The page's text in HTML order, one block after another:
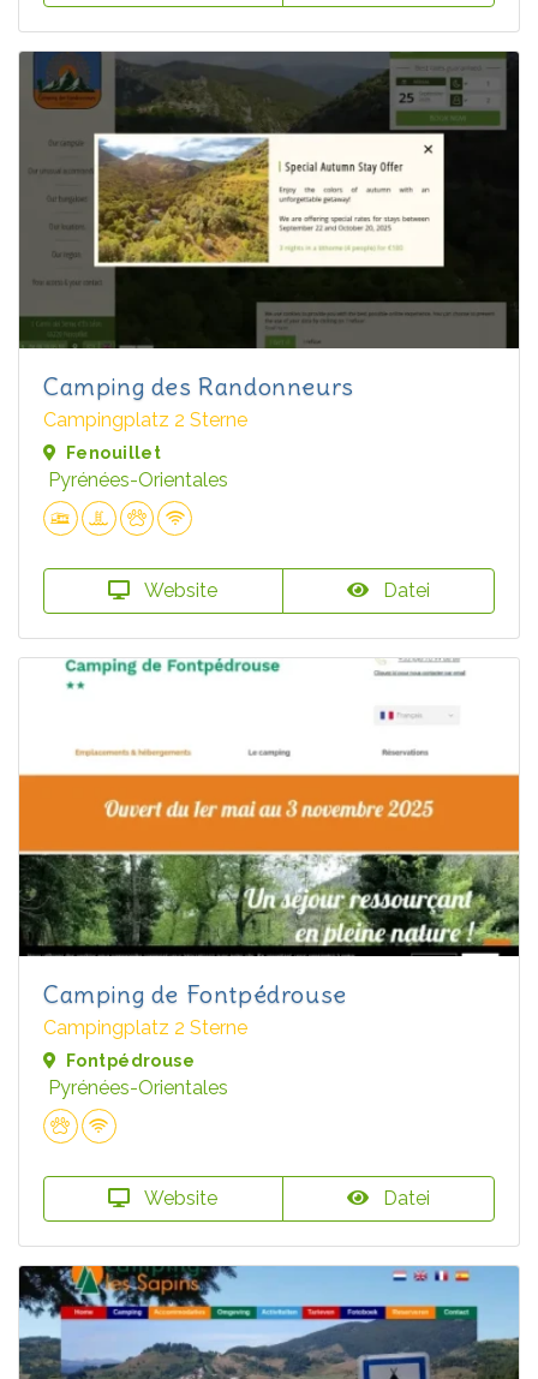
Camping des Randonneurs
Campingplatz 2 Sterne
Fenouillet
Pyrénées-Orientales
Website Datei
Camping de Fontpédrouse
Campingplatz 2 Sterne
Fontpédrouse
Pyrénées-Orientales
Website Datei